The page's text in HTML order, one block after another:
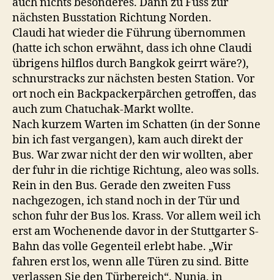
nächsten Busstation Richtung Norden.
Claudi hat wieder die Führung übernommen
(hatte ich schon erwähnt, dass ich ohne Claudi
übrigens hilflos durch Bangkok geirrt wäre?),
schnurstracks zur nächsten besten Station. Vor
ort noch ein Backpackerpãrchen getroffen, das
auch zum Chatuchak-Markt wollte.
Nach kurzem Warten im Schatten (in der Sonne
bin ich fast vergangen), kam auch direkt der
Bus. War zwar nicht der den wir wollten, aber
der fuhr in die richtige Richtung, aleo was solls.
Rein in den Bus. Gerade den zweiten Fuss
nachgezogen, ich stand noch in der Tür und
schon fuhr der Bus los. Krass. Vor allem weil ich
erst am Wochenende davor in der Stuttgarter S-
Bahn das volle Gegenteil erlebt habe. „Wir
fahren erst los, wenn alle Türen zu sind. Bitte
verlassen Sie den Türbereich“. Nunja, in